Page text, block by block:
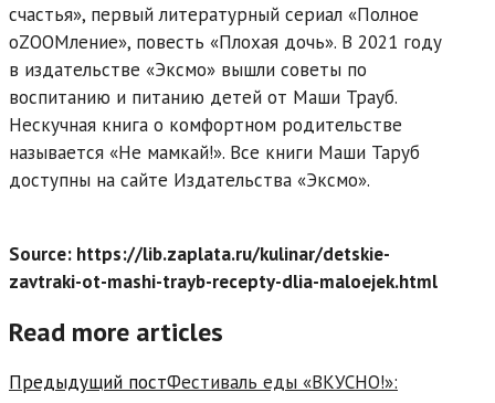
счастья», первый литературный сериал «Полное
оZOOMление», повесть «Плохая дочь». В 2021 году
в издательстве «Эксмо» вышли советы по
воспитанию и питанию детей от Маши Трауб.
Нескучная книга о комфортном родительстве
называется «Не мамкай!». Все книги Маши Таруб
доступны на сайте Издательства «Эксмо».
Source: https://lib.zaplata.ru/kulinar/detskie-
zavtraki-ot-mashi-trayb-recepty-dlia-maloejek.html
Read more articles
Предыдущий постФестиваль еды «ВКУСНО!»: